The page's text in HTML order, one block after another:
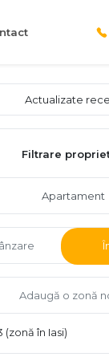
Actualizate
Filtrare
Apartament
(zonă în Iasi)